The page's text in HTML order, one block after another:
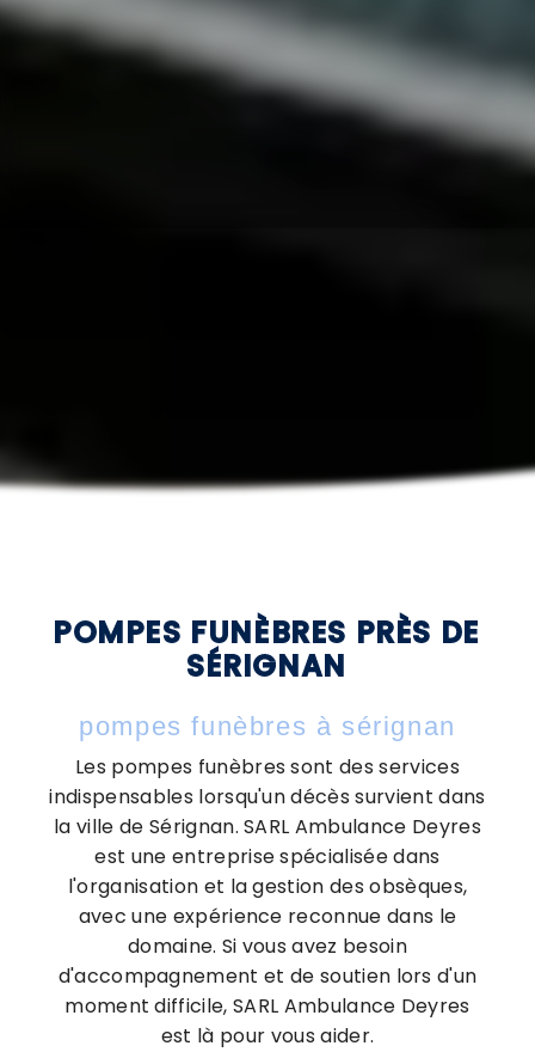
POMPES FUNÈBRES PRÈS DE
SÉRIGNAN
pompes funèbres à sérignan
Les pompes funèbres sont des services
indispensables lorsqu'un décès survient dans
la ville de Sérignan. SARL Ambulance Deyres
est une entreprise spécialisée dans
l'organisation et la gestion des obsèques,
avec une expérience reconnue dans le
domaine. Si vous avez besoin
d'accompagnement et de soutien lors d'un
moment difficile, SARL Ambulance Deyres
est là pour vous aider.